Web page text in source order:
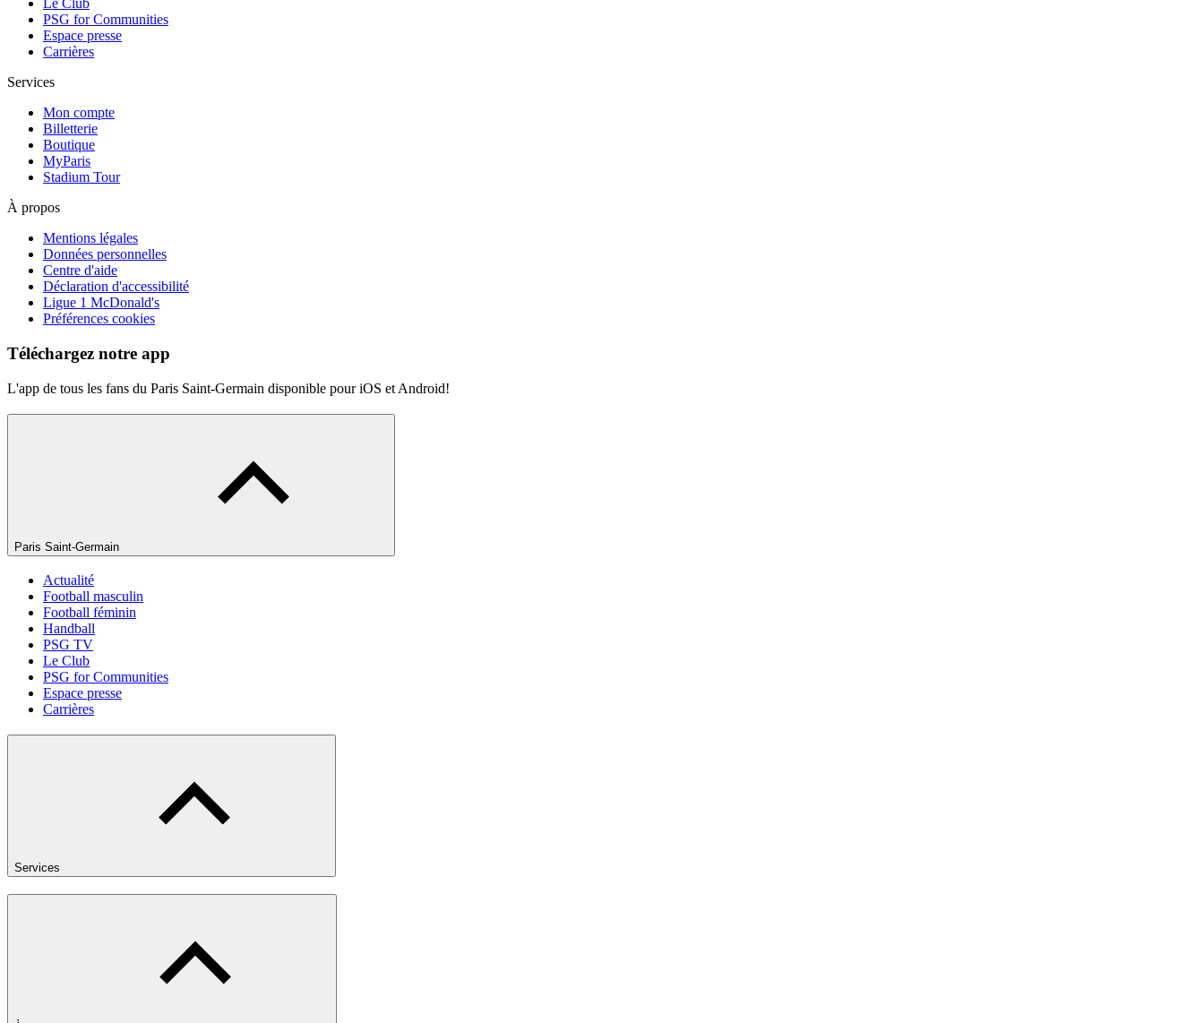
Le Club
PSG for Communities
Espace presse
Carrières
Services
Mon compte
Billetterie
Boutique
MyParis
Stadium Tour
À propos
Mentions légales
Données personnelles
Centre d'aide
Déclaration d'accessibilité
Ligue 1 McDonald's
Préférences cookies
Téléchargez notre app
L'app de tous les fans du Paris Saint-Germain disponible pour iOS et Android!
Paris Saint-Germain
Actualité
Football masculin
Football féminin
Handball
PSG TV
Le Club
PSG for Communities
Espace presse
Carrières
Services